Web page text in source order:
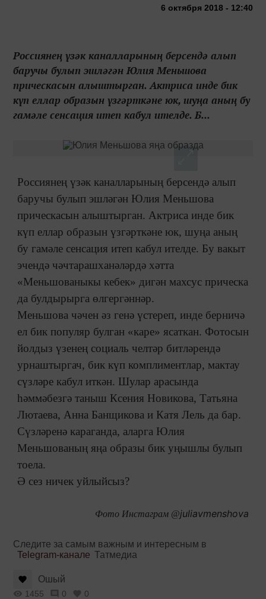
6 октября 2018 - 12:40
Россиянең үзәк каналларының берсендә алып
баручы булып эшләгән Юлия Меньшова
прическасын алыштырган. Актриса инде бик
күп еллар образын үзгәрткәне юк, шуңа аның бу
гамәле сенсация итеп кабул ителде. Б...
Россиянең үзәк каналларының берсендә алып
баручы булып эшләгән Юлия Меньшова
прическасын алыштырган. Актриса инде бик
күп еллар образын үзгәрткәне юк, шуңа аның
бу гамәле сенсация итеп кабул ителде. Бу вакыт
эчендә чәчтарашханәләрдә хәтта
«Меньшованыкы кебек» дигән махсус прическа
да булдырырга өлгергәннәр.
Меньшова чәчен әз генә үстереп, инде берничә
ел бик популяр булган «каре» ясаткан. Фотосын
йолдыз үзенең социаль челтәр битләрендә
урнаштыргач, бик күп комплиментлар, мактау
сүзләре кабул иткән. Шулар арасында
һәммәбезгә таныш Ксения Новикова, Татьяна
Лютаева, Анна Банщикова и Катя Лель да бар.
Сүзләренә караганда, аларга Юлия
Меньшованың яңа образы бик уңышлы булып
тоела.
Ә сез ничек уйлыйсыз?
Фото Инстаграм @juliavmenshova
Следите за самым важным и интересным в
Telegram-канале Татмедиа
Ошый
1455 0 0